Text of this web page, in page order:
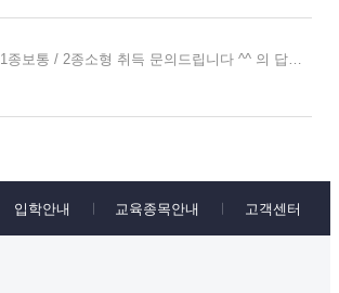
1종보통 / 2종소형 취득 문의드립니다 ^^ 의 답변입니다.
입학안내 교육종목안내 고객센터